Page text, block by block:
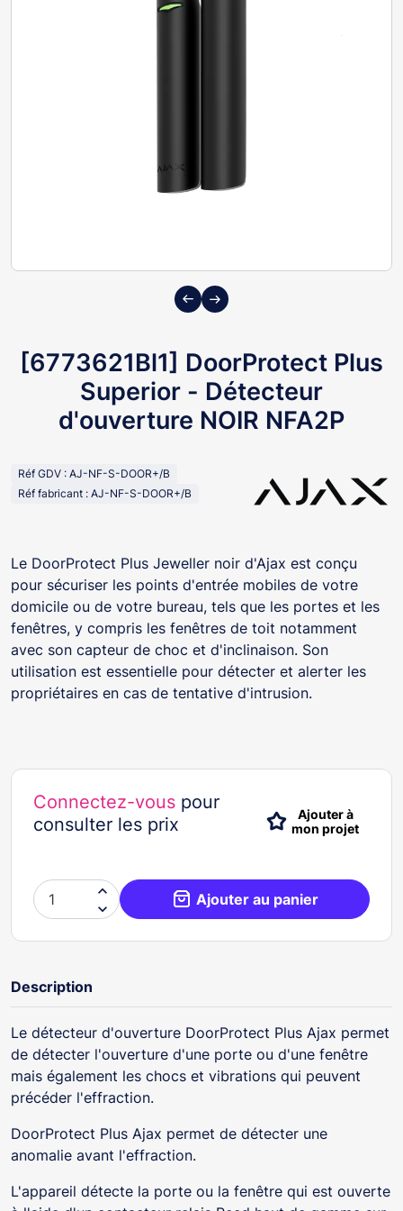
Previous
Next
[6773621Bl1] DoorProtect Plus
Superior - Détecteur
d'ouverture NOIR NFA2P
Réf GDV : AJ-NF-S-DOOR+/B
Réf fabricant : AJ-NF-S-DOOR+/B
Le DoorProtect Plus Jeweller noir d'Ajax est conçu
pour sécuriser les points d'entrée mobiles de votre
domicile ou de votre bureau, tels que les portes et les
fenêtres, y compris les fenêtres de toit notamment
avec son capteur de choc et d'inclinaison. Son
utilisation est essentielle pour détecter et alerter les
propriétaires en cas de tentative d'intrusion.
Connectez-vous pour
consulter les prix
Ajouter à
mon projet

 Ajouter au panier
Description
Le détecteur d'ouverture DoorProtect Plus Ajax permet
de détecter l'ouverture d'une porte ou d'une fenêtre
mais également les chocs et vibrations qui peuvent
précéder l'effraction.
DoorProtect Plus Ajax permet de détecter une
anomalie avant l'effraction.
L'appareil détecte la porte ou la fenêtre qui est ouverte